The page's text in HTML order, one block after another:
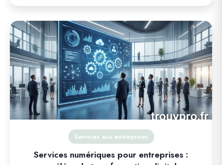
Services aux entreprises
Services numériques pour entreprises :